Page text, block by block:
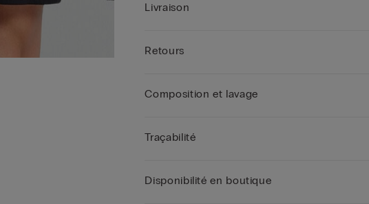
Livraison
Retours
Composition et lavage
Traçabilité
Disponibilité en boutique